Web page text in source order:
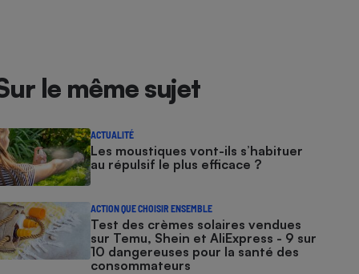
le même sujet
ACTUALITÉ
Les moustiques vont-ils s’habituer
au répulsif le plus efficace ?
ACTION QUE CHOISIR ENSEMBLE
Test des crèmes solaires vendues
sur Temu, Shein et AliExpress - 9 sur
10 dangereuses pour la santé des
consommateurs